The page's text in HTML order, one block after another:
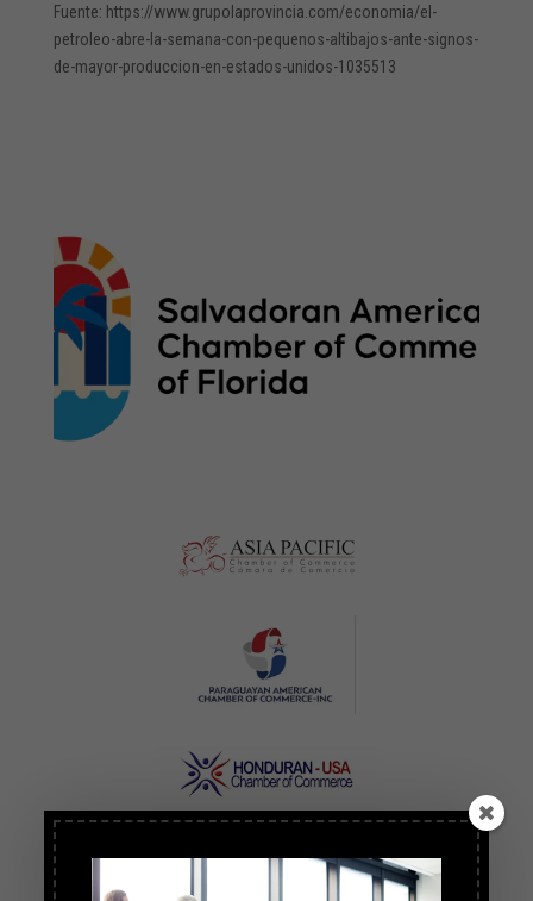
Fuente: https://www.grupolaprovincia.com/economia/el-
petroleo-abre-la-semana-con-pequenos-altibajos-ante-signos-
de-mayor-produccion-en-estados-unidos-1035513